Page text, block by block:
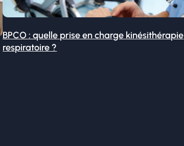
BPCO : quelle prise en charge kinésithérapie
respiratoire ?